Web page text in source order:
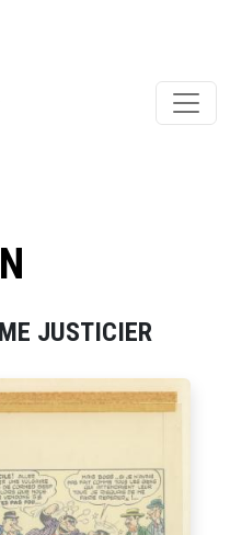
JUSTICIER